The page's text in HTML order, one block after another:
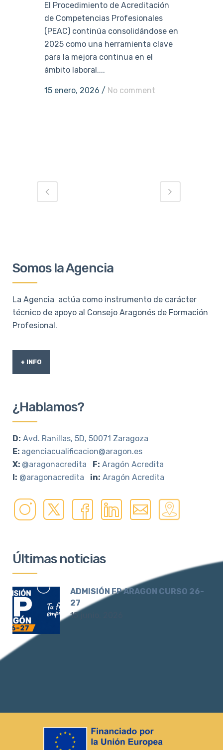
El Procedimiento de Acreditación
de Competencias Profesionales
(PEAC) continúa consolidándose en
2025 como una herramienta clave
para la mejora continua en el
ámbito laboral....
15 enero, 2026 / No comment
Somos la Agencia
La Agencia actúa como instrumento de carácter
técnico de apoyo al Consejo Aragonés de Formación
Profesional.
+ INFO
¿Hablamos?
D: Avd. Ranillas, 5D, 50071 Zaragoza
E: agenciacualificacion@aragon.es
X: @aragonacredita F: Aragón Acredita
I: @aragonacredita in: Aragón Acredita
Últimas noticias
ADMISIÓN FP ARAGON CURSO 26-
27
15 junio, 2026